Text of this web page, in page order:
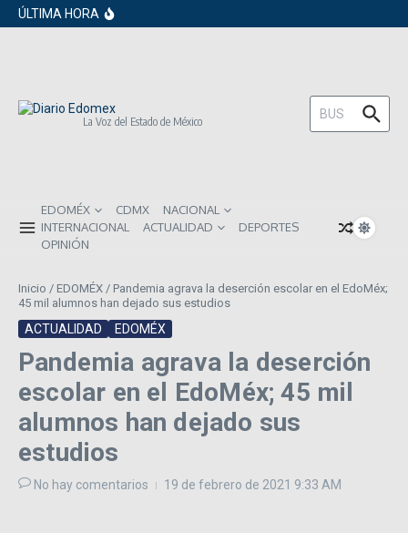
Saltar al contenido
ÚLTIMA HORA
inversionistas extranjeros; emite nueva
comunes entre los mexicanos
La Voz del Estado de México
Buscar:
EDOMÉX CDMX
NACIONAL
INTERNACIONAL
ACTUALIDAD
DEPORTES
OPINIÓN
Inicio / EDOMÉX / Pandemia agrava la deserción escolar en el EdoMéx;
45 mil alumnos han dejado sus estudios
ACTUALIDAD EDOMÉX
Pandemia agrava la deserción
escolar en el EdoMéx; 45 mil
alumnos han dejado sus
estudios
No hay comentarios 19 de febrero de 2021 9:33 AM